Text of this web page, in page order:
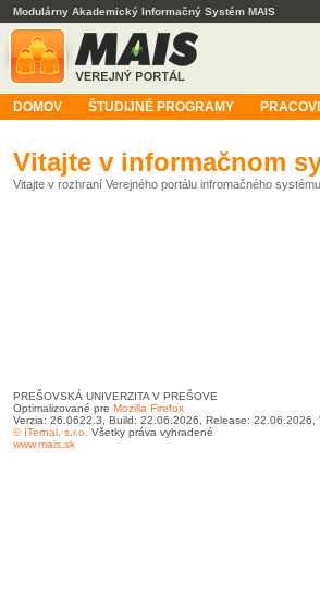
Modulárny Akademický Informačný Systém MAIS
DOMOV ŠTUDIJNÉ PROGRAMY
Vitajte v informačnom
Vitajte v rozhraní Verejného portálu infromačného
PREŠOVSKÁ UNIVERZITA V PREŠOVE
Optimalizované pre Mozilla Firefox
Verzia: 26.0622.3, Build: 22.06.2026, Release: 22.06.2026,
© ITernal, s.r.o. Všetky práva vyhradené
www.mais.sk